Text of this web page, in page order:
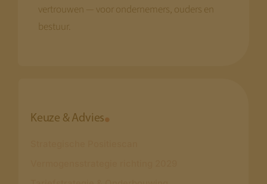
vertrouwen — voor ondernemers, ouders en
bestuur.
Keuze & Advies